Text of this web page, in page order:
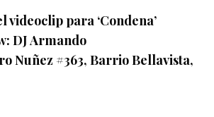
videoclip para ‘Condena’
DJ Armando
Nuñez #363, Barrio Bellavista,